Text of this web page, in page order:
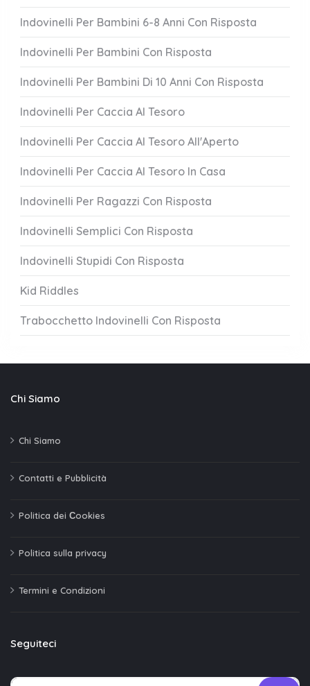
Indovinelli Per Bambini 6-8 Anni Con Risposta
Indovinelli Per Bambini Con Risposta
Indovinelli Per Bambini Di 10 Anni Con Risposta
Indovinelli Per Caccia Al Tesoro
Indovinelli Per Caccia Al Tesoro All'Aperto
Indovinelli Per Caccia Al Tesoro In Casa
Indovinelli Per Ragazzi Con Risposta
Indovinelli Semplici Con Risposta
Indovinelli Stupidi Con Risposta
Kid Riddles
Trabocchetto Indovinelli Con Risposta
Chi Siamo
Chi Siamo
Contatti e Pubblicità
Politica dei Сookies
Politica sulla privacy
Termini e Condizioni
Seguiteci